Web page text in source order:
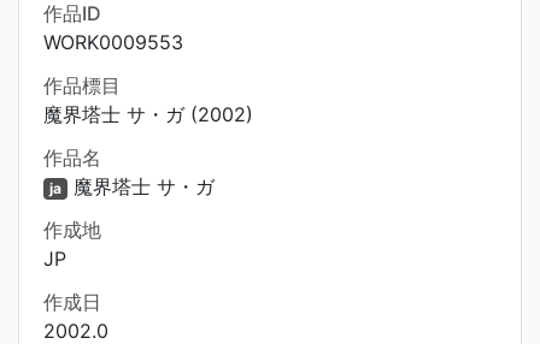
作品ID
WORK0009553
作品標目
魔界塔士 サ・ガ (2002)
作品名
ja 魔界塔士 サ・ガ
作成地
JP
作成日
2002.0